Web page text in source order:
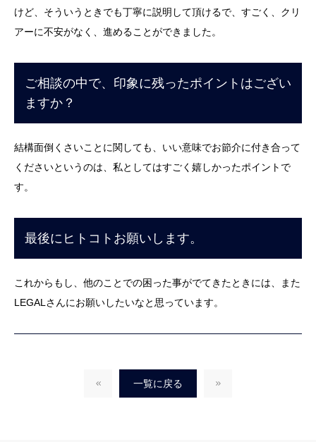
けど、そういうときでも丁寧に説明して頂けるで、すごく、クリ
アーに不安がなく、進めることができました。
ご相談の中で、印象に残ったポイントはござい
ますか？
結構面倒くさいことに関しても、いい意味でお節介に付き合って
くださいというのは、私としてはすごく嬉しかったポイントで
す。
最後にヒトコトお願いします。
これからもし、他のことでの困った事がでてきたときには、また
LEGALさんにお願いしたいなと思っています。
一覧に戻る